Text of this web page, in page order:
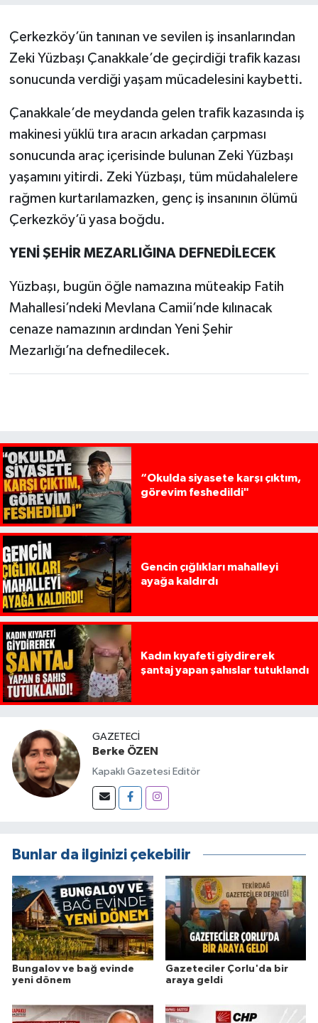
Çerkezköy’ün tanınan ve sevilen iş insanlarından
Zeki Yüzbaşı Çanakkale’de geçirdiği trafik kazası
sonucunda verdiği yaşam mücadelesini kaybetti.
Çanakkale’de meydanda gelen trafik kazasında iş
makinesi yüklü tıra aracın arkadan çarpması
sonucunda araç içerisinde bulunan Zeki Yüzbaşı
yaşamını yitirdi. Zeki Yüzbaşı, tüm müdahalelere
rağmen kurtarılamazken, genç iş insanının ölümü
Çerkezköy’ü yasa boğdu.
YENİ ŞEHİR MEZARLIĞINA DEFNEDİLECEK
Yüzbaşı, bugün öğle namazına müteakip Fatih
Mahallesi’ndeki Mevlana Camii’nde kılınacak
cenaze namazının ardından Yeni Şehir
Mezarlığı’na defnedilecek.
“Okulda siyasete karşı çıktım,
görevim feshedildi"
Gencin çığlıkları mahalleyi
ayağa kaldırdı
Kadın kıyafeti giydirerek
şantaj yapan şahıslar tutuklandı
GAZETECI
Berke ÖZEN
Kapaklı Gazetesi Editör
Bunlar da ilginizi çekebilir
Bungalov ve bağ evinde
yeni dönem
Gazeteciler Çorlu'da bir
araya geldi